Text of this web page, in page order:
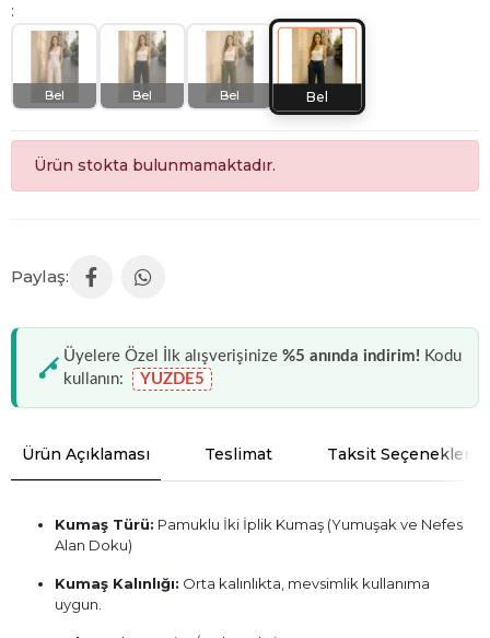
:
Bel Bel Bel Bel
Ürün stokta bulunmamaktadır.
Üyelere Özel İlk alışverişinize %5 anında indirim! Kodu
kullanın:
YUZDE5
Ürün Açıklaması Teslimat Taksit Seçenekleri
Kumaş Türü: Pamuklu İki İplik Kumaş (Yumuşak ve Nefes
Alan Doku)
Kumaş Kalınlığı: Orta kalınlıkta, mevsimlik kullanıma
uygun.